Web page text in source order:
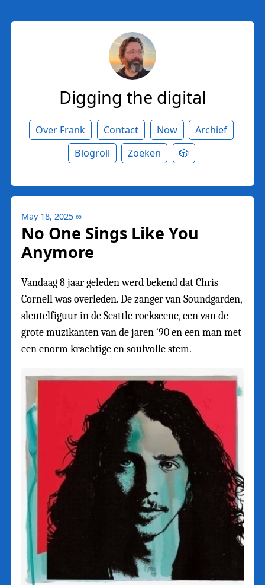
Digging the digital
Over Frank Contact Now
Archief
Blogroll
Zoeken 🎲
May 18, 2025 ∞
No One Sings Like You
Anymore
Vandaag 8 jaar geleden werd bekend dat Chris
Cornell was overleden. De zanger van Soundgarden,
sleutelfiguur in de Seattle rockscene, een van de
grote muzikanten van de jaren ‘90 en een man met
een enorm krachtige en soulvolle stem.